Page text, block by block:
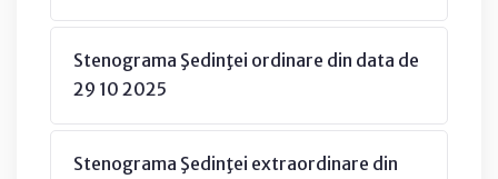
Stenograma Şedinţei ordinare din data de
29 10 2025
Stenograma Şedinţei extraordinare din